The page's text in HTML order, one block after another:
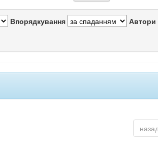
Впорядкування Автори